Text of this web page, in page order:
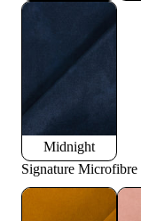
Midnight
Signature Microfibre